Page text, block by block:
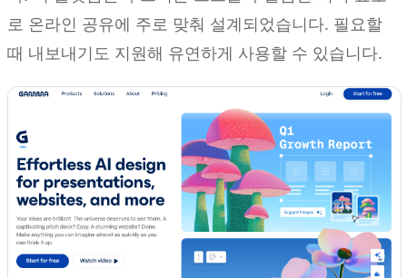
로 온라인 공유에 주로 맞춰 설계되었습니다. 필요할
때 내보내기도 지원해 유연하게 사용할 수 있습니다.